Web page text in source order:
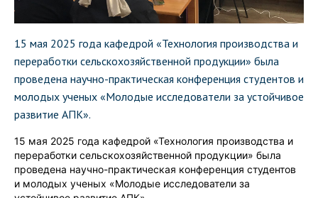
15 мая 2025 года кафедрой «Технология производства и
переработки сельскохозяйственной продукции» была
проведена научно-практическая конференция студентов и
молодых ученых «Молодые исследователи за устойчивое
развитие АПК».
15 мая 2025 года кафедрой «Технология производства и
переработки сельскохозяйственной продукции» была
проведена научно-практическая конференция студентов
и молодых ученых «Молодые исследователи за